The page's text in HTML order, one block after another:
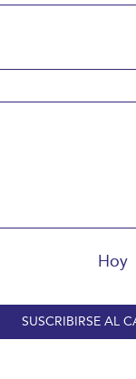
Hoy
SUSCRIBIRSE AL